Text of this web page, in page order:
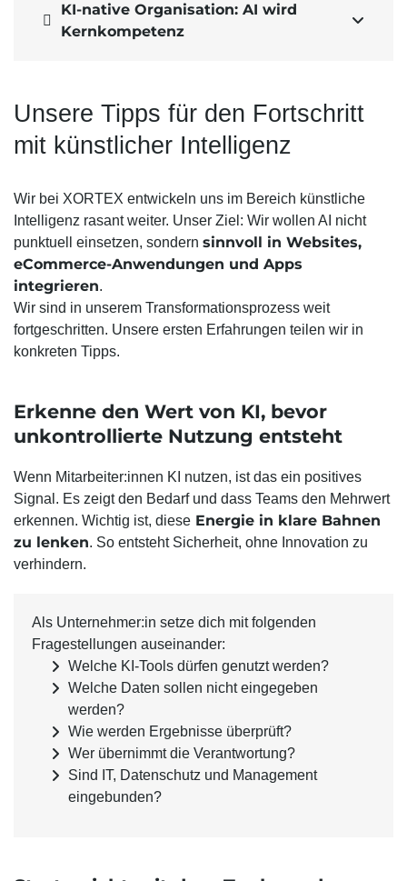

KI-native Organisation: AI wird
Kernkompetenz

Unsere Tipps für den Fortschritt
mit künstlicher Intelligenz
Wir bei XORTEX entwickeln uns im Bereich künstliche
Intelligenz rasant weiter. Unser Ziel: Wir wollen AI nicht
punktuell einsetzen, sondern sinnvoll in Websites,
eCommerce-Anwendungen und Apps
integrieren.
Wir sind in unserem Transformations­prozess weit
fortgeschritten. Unsere ersten Erfahrungen teilen wir in
konkreten Tipps.
Erkenne den Wert von KI, bevor
unkontrollierte Nutzung entsteht
Wenn Mitarbeiter:innen KI nutzen, ist das ein positives
Signal. Es zeigt den Bedarf und dass Teams den Mehrwert
erkennen. Wichtig ist, diese Energie in klare Bahnen
zu lenken. So entsteht Sicherheit, ohne Innovation zu
verhindern.
Als Unternehmer:in setze dich mit folgenden
Fragestellungen auseinander:
Welche KI-Tools dürfen genutzt werden?
Welche Daten sollen nicht eingegeben
werden?
Wie werden Ergebnisse überprüft?
Wer übernimmt die Verantwortung?
Sind IT, Datenschutz und Management
eingebunden?